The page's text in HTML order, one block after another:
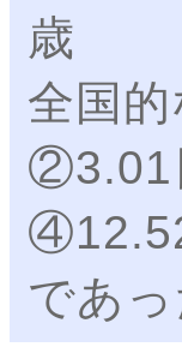
歳
全国
②3.01
であっ